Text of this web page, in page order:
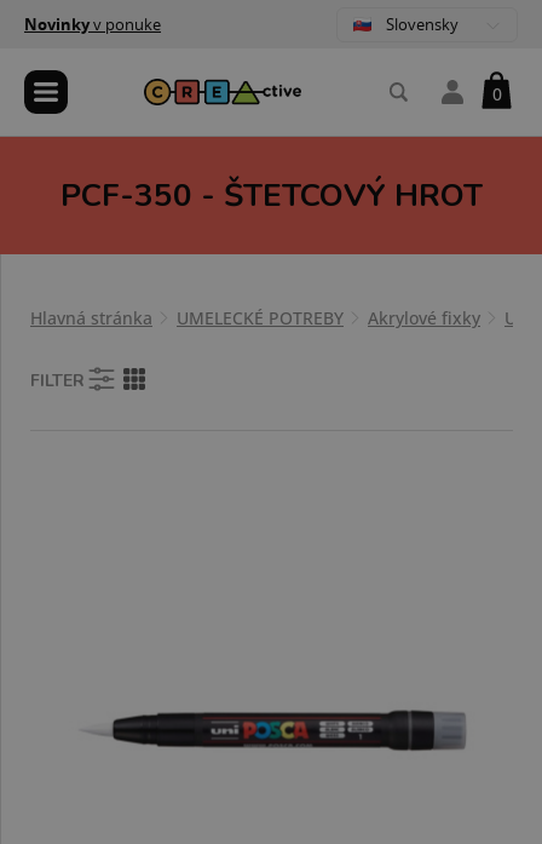
Novinkyv ponuke Slovensky
0
PCF-350 - ŠTETCOVÝ HROT
Hlavná stránka UMELECKÉ POTREBY Akrylové fixky UNI
FILTER